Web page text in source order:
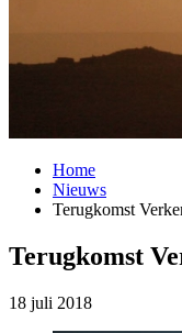
Home
Nieuws
Terugkomst
Terugkomst
18 juli 2018